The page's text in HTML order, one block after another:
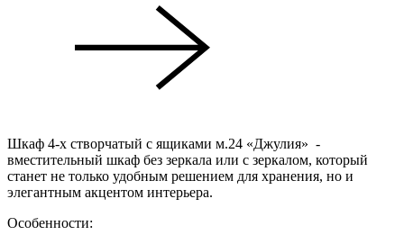
Шкаф 4-х створчатый с ящиками м.24 «Джулия» -
вместительный шкаф без зеркала или с зеркалом, который
станет не только удобным решением для хранения, но и
элегантным акцентом интерьера.
Особенности: